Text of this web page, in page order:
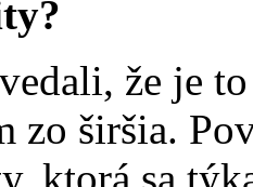
že je
zo širšia.